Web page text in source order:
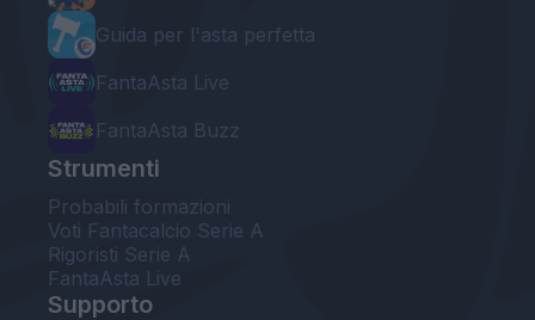
Guida per l'asta perfetta
FantaAsta Live
FantaAsta Buzz
Strumenti
Probabili formazioni
Voti Fantacalcio Serie A
Rigoristi Serie A
FantaAsta Live
Supporto